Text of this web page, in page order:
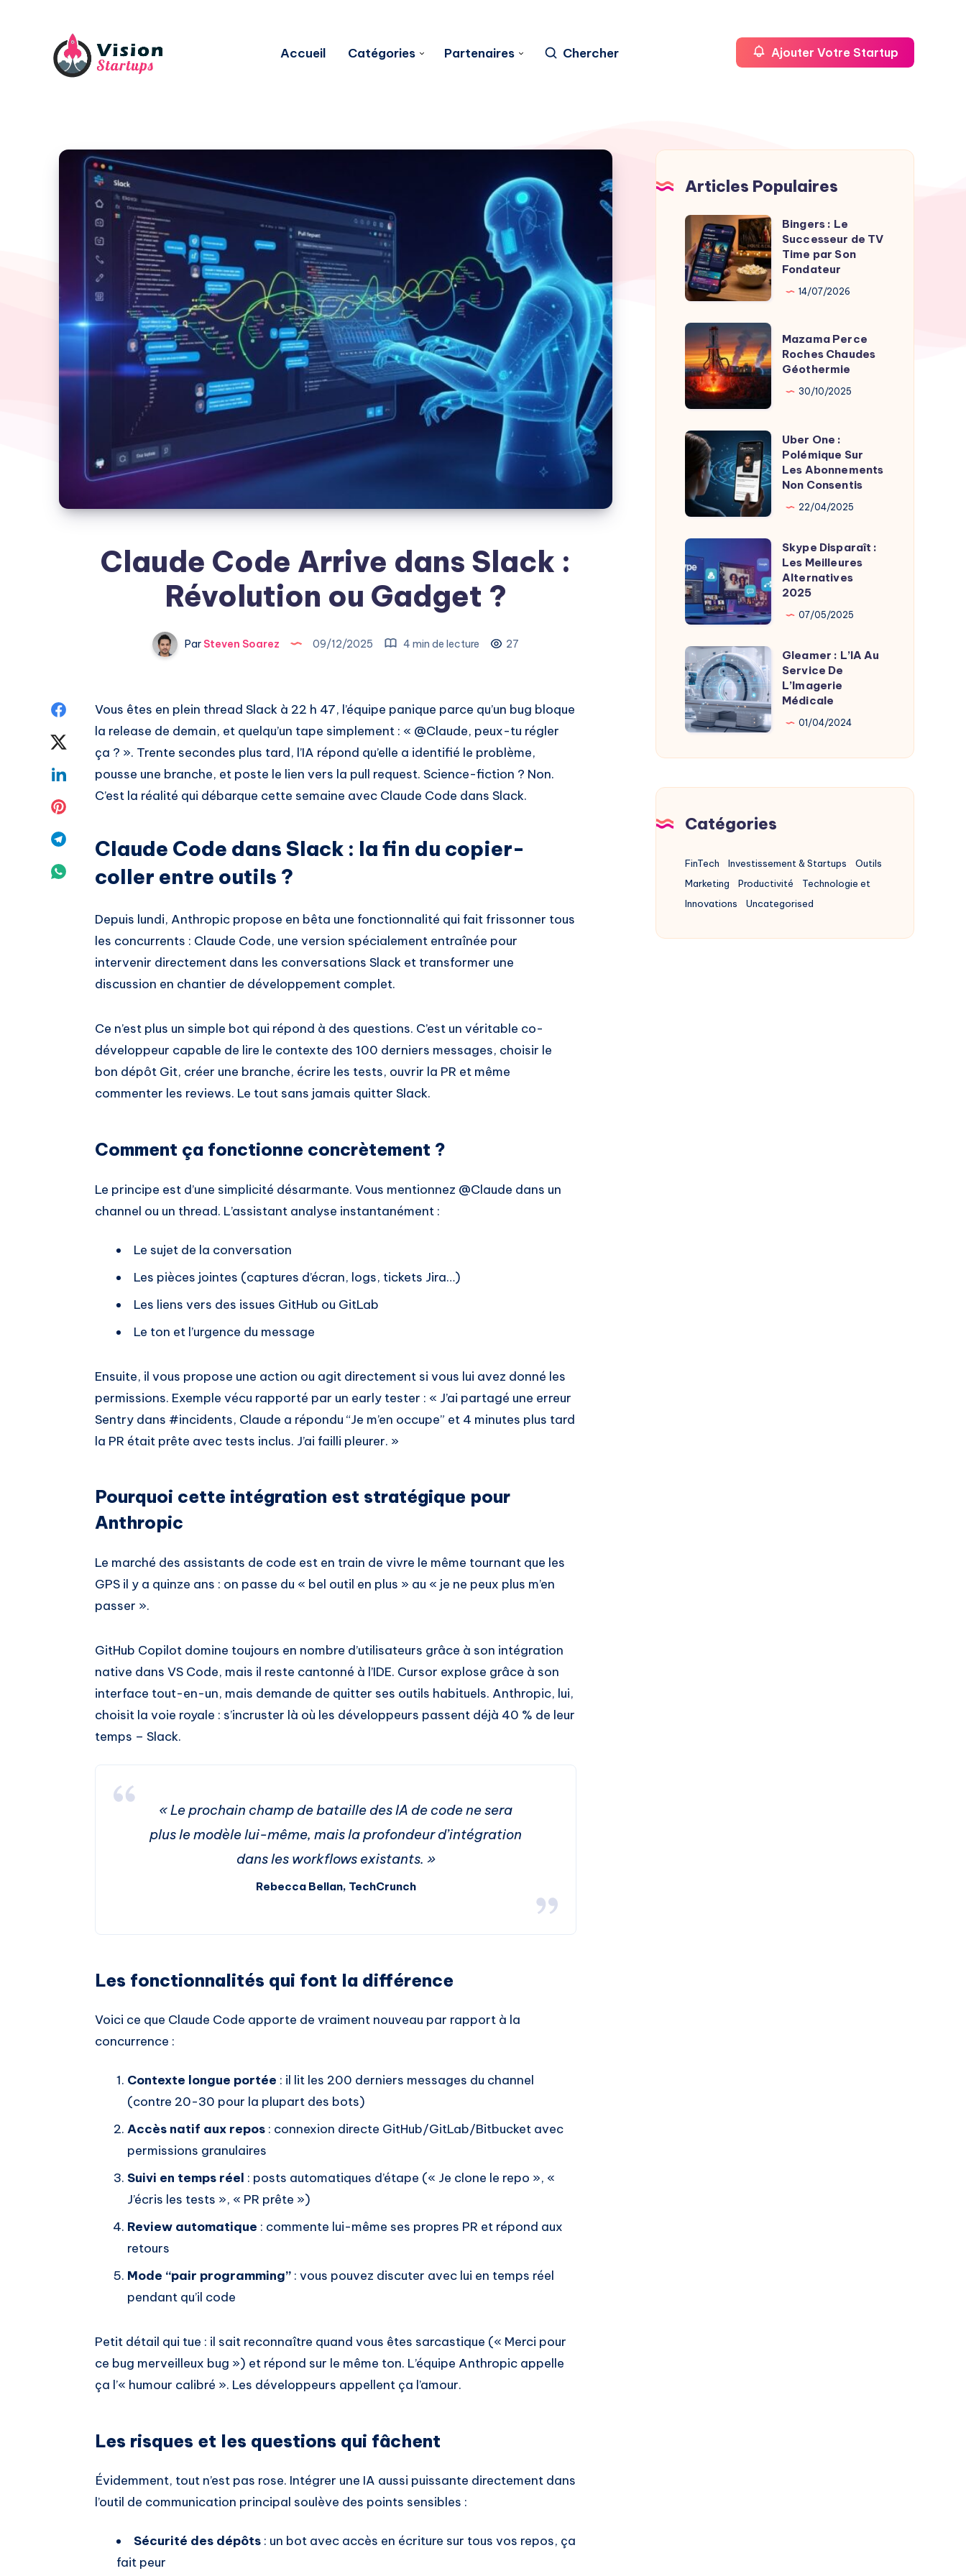
Accueil Catégories Partenaires Chercher Ajouter Votre Startup
Claude Code Arrive dans Slack :
Révolution ou Gadget ?
Par Steven Soarez 09/12/2025 4 min de lecture 27
Share
Twitter
Share
Share
Share
Whatsapp
Vous êtes en plein thread Slack à 22 h 47, l’équipe panique parce qu’un bug bloque
la release de demain, et quelqu’un tape simplement : « @Claude, peux-tu régler
ça ? ». Trente secondes plus tard, l’IA répond qu’elle a identifié le problème,
pousse une branche, et poste le lien vers la pull request. Science-fiction ? Non.
C’est la réalité qui débarque cette semaine avec Claude Code dans Slack.
Claude Code dans Slack : la fin du copier-
coller entre outils ?
Depuis lundi, Anthropic propose en bêta une fonctionnalité qui fait frissonner tous
les concurrents : Claude Code, une version spécialement entraînée pour
intervenir directement dans les conversations Slack et transformer une
discussion en chantier de développement complet.
Ce n’est plus un simple bot qui répond à des questions. C’est un véritable co-
développeur capable de lire le contexte des 100 derniers messages, choisir le
bon dépôt Git, créer une branche, écrire les tests, ouvrir la PR et même
commenter les reviews. Le tout sans jamais quitter Slack.
Comment ça fonctionne concrètement ?
Le principe est d’une simplicité désarmante. Vous mentionnez @Claude dans un
channel ou un thread. L’assistant analyse instantanément :
Le sujet de la conversation
Les pièces jointes (captures d’écran, logs, tickets Jira…)
Les liens vers des issues GitHub ou GitLab
Le ton et l’urgence du message
Ensuite, il vous propose une action ou agit directement si vous lui avez donné les
permissions. Exemple vécu rapporté par un early tester : « J’ai partagé une erreur
Sentry dans #incidents, Claude a répondu “Je m’en occupe” et 4 minutes plus tard
la PR était prête avec tests inclus. J’ai failli pleurer. »
Pourquoi cette intégration est stratégique pour
Anthropic
Le marché des assistants de code est en train de vivre le même tournant que les
GPS il y a quinze ans : on passe du « bel outil en plus » au « je ne peux plus m’en
passer ».
GitHub Copilot domine toujours en nombre d’utilisateurs grâce à son intégration
native dans VS Code, mais il reste cantonné à l’IDE. Cursor explose grâce à son
interface tout-en-un, mais demande de quitter ses outils habituels. Anthropic, lui,
choisit la voie royale : s’incruster là où les développeurs passent déjà 40 % de leur
temps – Slack.
« Le prochain champ de bataille des IA de code ne sera
plus le modèle lui-même, mais la profondeur d’intégration
dans les workflows existants. »
Rebecca Bellan, TechCrunch
Les fonctionnalités qui font la différence
Voici ce que Claude Code apporte de vraiment nouveau par rapport à la
concurrence :
Contexte longue portée : il lit les 200 derniers messages du channel
(contre 20-30 pour la plupart des bots)
Accès natif aux repos : connexion directe GitHub/GitLab/Bitbucket avec
permissions granulaires
Suivi en temps réel : posts automatiques d’étape (« Je clone le repo », «
J’écris les tests », « PR prête »)
Review automatique : commente lui-même ses propres PR et répond aux
retours
Mode “pair programming” : vous pouvez discuter avec lui en temps réel
pendant qu’il code
Petit détail qui tue : il sait reconnaître quand vous êtes sarcastique (« Merci pour
ce bug merveilleux bug ») et répond sur le même ton. L’équipe Anthropic appelle
ça l’« humour calibré ». Les développeurs appellent ça l’amour.
Les risques et les questions qui fâchent
Évidemment, tout n’est pas rose. Intégrer une IA aussi puissante directement dans
l’outil de communication principal soulève des points sensibles :
Sécurité des dépôts : un bot avec accès en écriture sur tous vos repos, ça
fait peur
Articles Populaires
Bingers
Le
Successeur
de
TV
Time
par
Son
Fondateur
Bingers : Le
Successeur de TV
Time par Son
Fondateur
14/07/2026
Mazama
Perce
Roches
Chaudes
Géothermie
Mazama Perce
Roches Chaudes
Géothermie
30/10/2025
Uber
One
Polémique
Sur
Les
Abonnements
Non
Consentis
Uber One :
Polémique Sur
Les Abonnements
Non Consentis
22/04/2025
Skype
Disparaît
:
Les
Meilleures
Alternatives
2025
Skype Disparaît :
Les Meilleures
Alternatives
2025
07/05/2025
Gleamer
:
L’IA
Au
Service
De
Gleamer : L’IA Au
Service De
L’Imagerie
Médicale
01/04/2024
Catégories
FinTech Investissement & Startups
Outils
Marketing
Productivité
Technologie et
Innovations
Uncategorised